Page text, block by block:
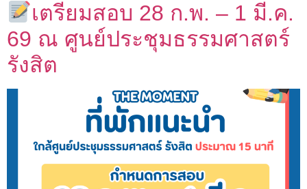
เตรียมสอบ 28 ก.พ. – 1 มี.ค.
69 ณ ศูนย์ประชุมธรรมศาสตร์
รังสิต